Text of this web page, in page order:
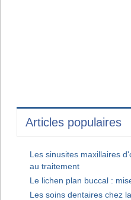
Articles populaires
Les sinusites maxillaires
au traitement
Le lichen plan buccal :
Les soins dentaires chez